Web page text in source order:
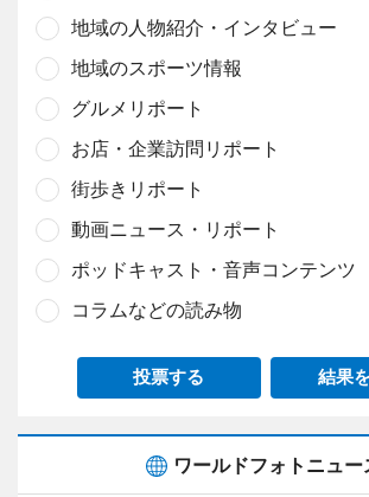
地域の人物紹介・インタビュー
地域のスポーツ情報
グルメリポート
お店・企業訪問リポート
街歩きリポート
動画ニュース・リポート
ポッドキャスト・音声コンテンツ
コラムなどの読み物
投票する 結果
ワールドフォトニュー